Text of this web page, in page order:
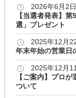
2026年6月2日
【当選者発表】
選」プレゼント
2025年12月
年末年始の営業日
2025年12月
【ご案内】プロ
ついて